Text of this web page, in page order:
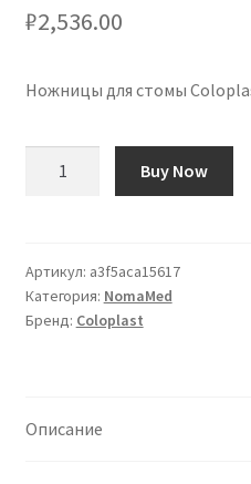
₽2,536.00
Ножницы для стомы
Schere
|
C2000
Buy Now
Артикул: a3f5aca15617
Категория: NomaMed
Бренд: Coloplast
Описание